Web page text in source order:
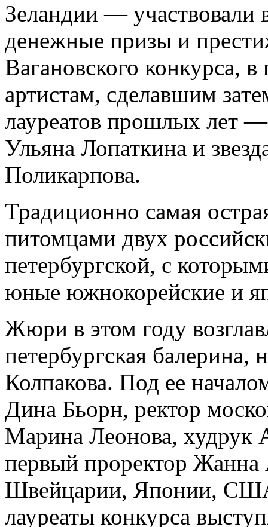
Зеландии — участвовали
денежные призы и
Вагановского конкурса,
артистам, сделавшим
лауреатов прошлых лет
Ульяна Лопаткина и
Поликарпова.
Традиционно самая
питомцами двух
петербургской, с
юные южнокорейские и
Жюри в этом году
петербургская
Колпакова. Под ее
Дина Бьорн, ректор
Марина Леонова, худрук
первый проректор
Швейцарии, Японии,
лауреаты конкурса